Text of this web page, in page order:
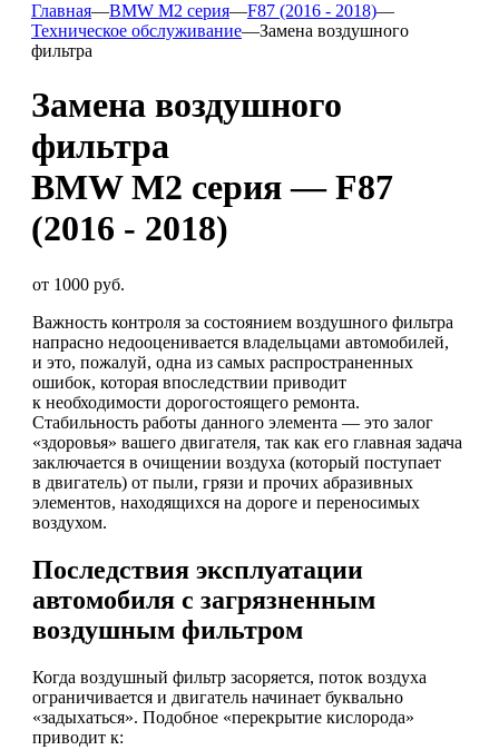
Главная—BMW M2 серия—F87 (2016 - 2018)—
Техническое обслуживание—Замена воздушного
фильтра
Замена воздушного
фильтра
BMW M2 серия — F87
(2016 - 2018)
от 1000 руб.
Важность контроля за состоянием воздушного фильтра
напрасно недооценивается владельцами автомобилей,
и это, пожалуй, одна из самых распространенных
ошибок, которая впоследствии приводит
к необходимости дорогостоящего ремонта.
Стабильность работы данного элемента — это залог
«здоровья» вашего двигателя, так как его главная задача
заключается в очищении воздуха (который поступает
в двигатель) от пыли, грязи и прочих абразивных
элементов, находящихся на дороге и переносимых
воздухом.
Последствия эксплуатации
автомобиля с загрязненным
воздушным фильтром
Когда воздушный фильтр засоряется, поток воздуха
ограничивается и двигатель начинает буквально
«задыхаться». Подобное «перекрытие кислорода»
приводит к: